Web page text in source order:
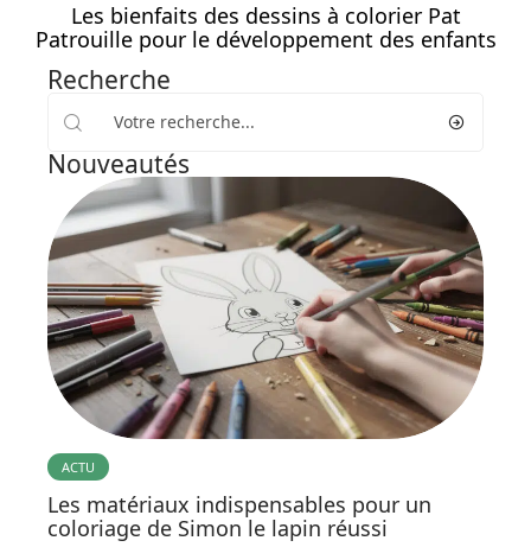
Les bienfaits des dessins à colorier Pat
Patrouille pour le développement des enfants
Recherche
Nouveautés
ACTU
Les matériaux indispensables pour un
coloriage de Simon le lapin réussi